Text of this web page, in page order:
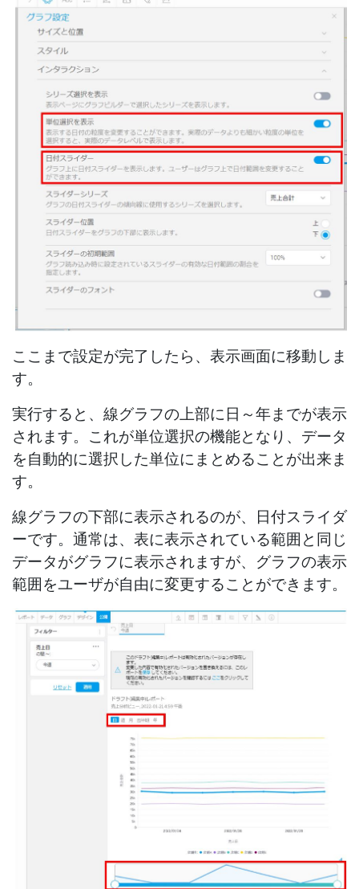
ここまで設定が完了したら、表示画面に移動しま
す。
実行すると、線グラフの上部に日～年までが表示
されます。これが単位選択の機能となり、データ
を自動的に選択した単位にまとめることが出来ま
す。
線グラフの下部に表示されるのが、日付スライダ
ーです。通常は、表に表示されている範囲と同じ
データがグラフに表示されますが、グラフの表示
範囲をユーザが自由に変更することができます。